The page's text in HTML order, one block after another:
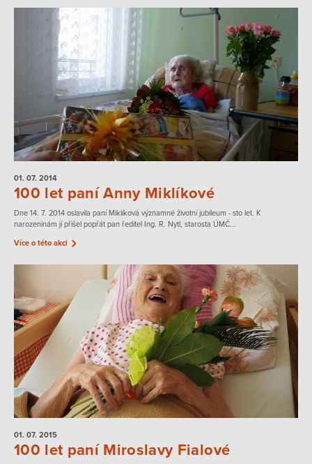
01. 07. 2014
100 let paní Anny Miklíkové
Dne 14. 7. 2014 oslavila paní Miklíková významné životní jubileum - sto let. K
narozeninám jí přišel popřát pan ředitel Ing. R. Nytl, starosta ÚMČ...
Více o této akci
01. 07. 2015
100 let paní Miroslavy Fialové